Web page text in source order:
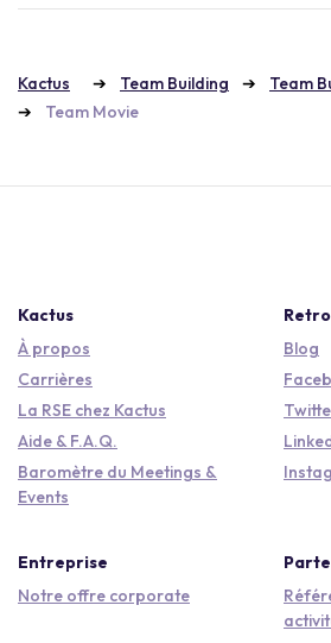
Kactus Team Building
Team
Team Movie
Kactus
À propos
Carrières
La RSE chez Kactus
Aide & F.A.Q.
Baromètre du Meetings &
Events
Blog
Entreprise
Notre offre corporate